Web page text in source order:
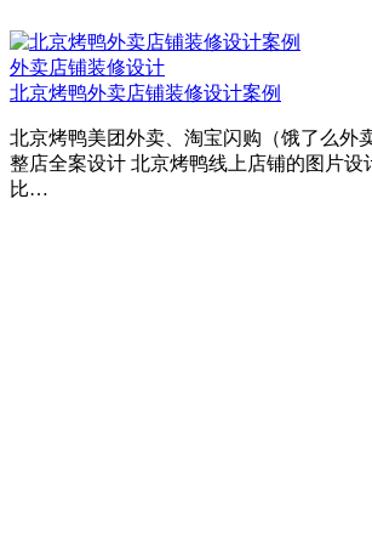
外卖店铺装修设计
北京烤鸭外卖店铺装修设计案例
北京烤鸭美团外卖、淘宝闪购（饿了么外
整店全案设计 北京烤鸭线上店铺的图片设
比…